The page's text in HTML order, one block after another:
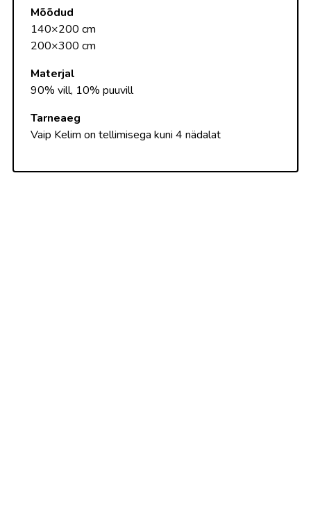
Mõõdud
140×200 cm
200×300 cm
Materjal
90% vill, 10% puuvill
Tarneaeg
Vaip Kelim on tellimisega kuni 4 nädalat